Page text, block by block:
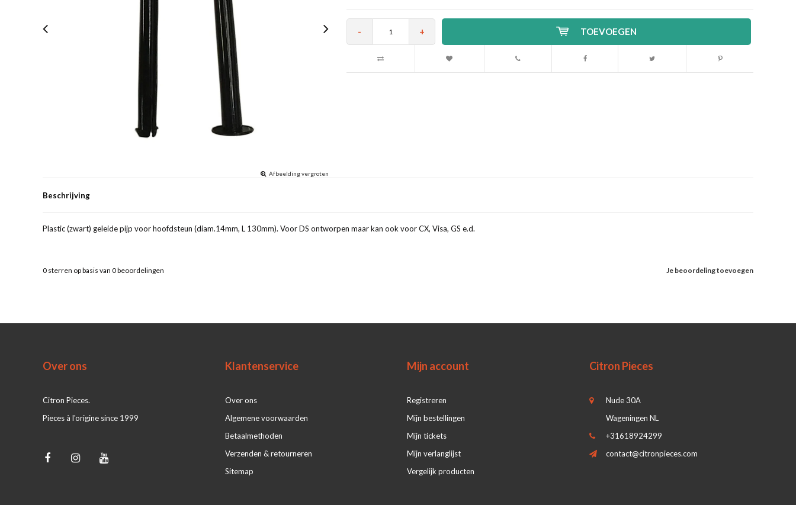
Afbeelding vergroten
- + TOEVOEGEN
Beschrijving
Plastic (zwart) geleide pijp voor hoofdsteun (diam.14mm, L 130mm). Voor DS ontworpen maar kan ook voor CX, Visa, GS e.d.
Je beoordeling toevoegen
0 sterren op basis van 0beoordelingen
Over ons
Citron Pieces.
Pieces à l'origine since 1999
Klantenservice
Over ons
Algemene voorwaarden
Betaalmethoden
Verzenden & retourneren
Sitemap
Mijn account
Registreren
Mijn bestellingen
Mijn tickets
Mijn verlanglijst
Vergelijk producten
Citron Pieces
Nude 30A
Wageningen NL
+31618924299
contact@citronpieces.com